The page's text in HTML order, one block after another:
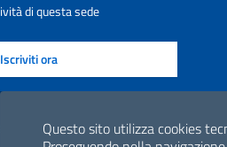
Questo sito utilizza cookies
di questa sede
cookie policy Dichiarazione di